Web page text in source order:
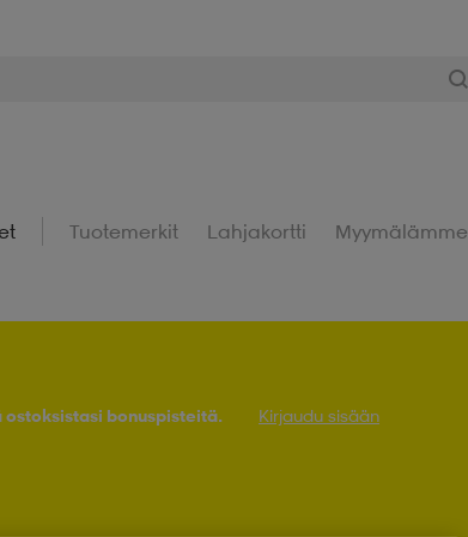
Tuotemerkit Lahjakortti Myymälämme
ostoksistasi bonuspisteitä. Kirjaudu sisään